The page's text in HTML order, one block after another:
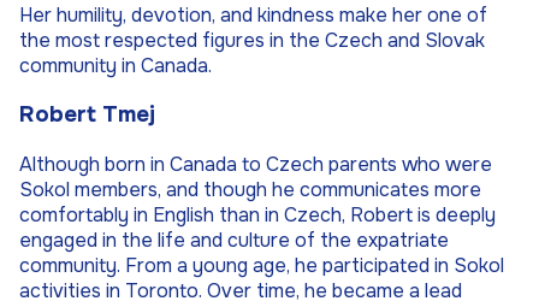
Her humility, devotion, and kindness make her one of
the most respected figures in the Czech and Slovak
community in Canada.
Robert Tmej
Although born in Canada to Czech parents who were
Sokol members, and though he communicates more
comfortably in English than in Czech, Robert is deeply
engaged in the life and culture of the expatriate
community. From a young age, he participated in Sokol
activities in Toronto. Over time, he became a lead